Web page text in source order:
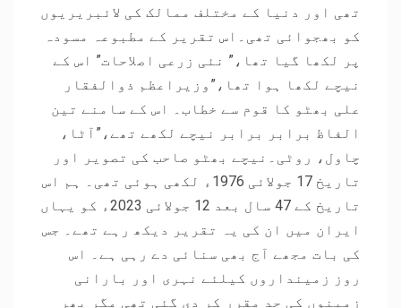
تھی اور دنیا کے مختلف ممالک کی لائبریریوں
کو بھجوائی تھی۔اس تقریر کے مطبوعہ مسودہ
پر لکھا گیا تھا،” نئی زرعی اصلاحات” اس کے
نیچے لکھا ہوا تھا،”وزیراعظم ذوالفقار
علی بھٹو کا قوم سے خطاب۔ اس کے سامنے تین
الفاظ برابر برابر نیچے لکھے تھے،”آٹا،
چاول، روٹی۔نیچے بھٹو صاحب کی تصویر اور
تاریخ 17 جولائی 1976ء لکھی ہوئی تھی۔ ہم اس
تاریخ کے 47 سال بعد 12 جولائی 2023ء کو یہاں
ایران میں ان کی یہ تقریر دیکھ رہے تھے۔ جس
کی بات مجھے آج بھی سنائی دے رہی ہے۔ اس
روز زمینداروں کیلئے نہری اور بارانی
زمینوں کی حد مقرر کر دی گئی تھی مگر پھر